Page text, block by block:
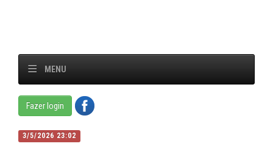
MENU
Fazer login
3/5/2026 23:02